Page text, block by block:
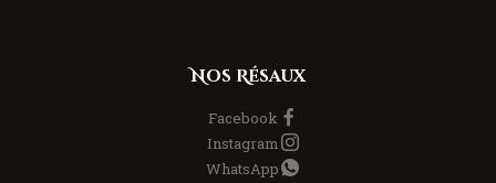
Nos Résaux
Facebook
Instagram
WhatsApp